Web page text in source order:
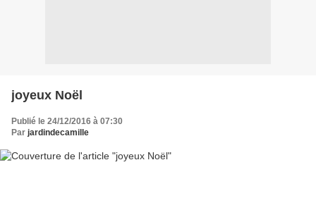
joyeux Noël
Publié le 24/12/2016 à 07:30
Par jardindecamille